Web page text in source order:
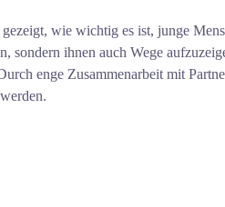
wie wichtig es ist, junge
sondern ihnen auch Wege
enge Zusammenarbeit mit